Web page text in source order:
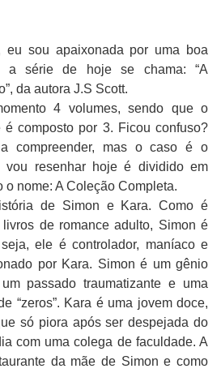
sou apaixonada por uma boa
a série de hoje se chama: “A
da autora J.S Scott.
4 volumes, sendo que o
composto por 3. Ficou confuso?
compreender, mas o caso é o
vou resenhar hoje é dividido em
o nome: A Coleção Completa.
de Simon e Kara. Como é
de romance adulto, Simon é
ele é controlador, maníaco e
por Kara. Simon é um gênio
passado traumatizante e uma
“zeros”. Kara é uma jovem doce,
só piora após ser despejada do
com uma colega de faculdade. A
da mãe de Simon e como